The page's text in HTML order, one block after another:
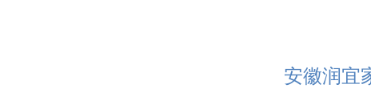
安徽润宜